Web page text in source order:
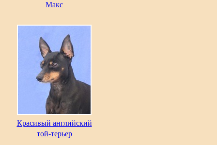
Макс
Красивый английский
той-терьер